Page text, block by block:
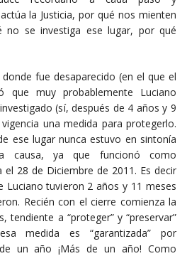
la Justicia, por qué nos mienten
no se investiga ese lugar, por qué
fue desaparecido (en el que el
que muy probablemente Luciano
(sí, después de 4 años y 9
una medida para protegerlo.
ese lugar nunca estuvo en sintonía
causa, ya que funcionó como
el 28 de Diciembre de 2011. Es decir
Luciano tuvieron 2 años y 11 meses
Recién con el cierre comienza la
tendiente a “proteger” y “preservar”
medida es “garantizada” por
un año ¡Más de un año! Como